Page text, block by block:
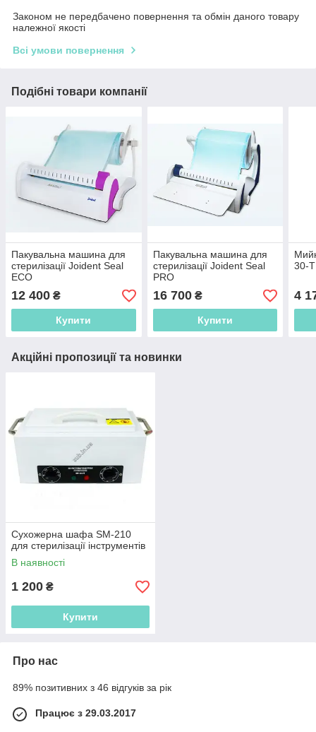
Законом не передбачено повернення та обмін даного товару
належної якості
Всі умови повернення
Подібні товари компанії
Пакувальна машина для
стерилізації Joident Seal
ECO
12 400 ₴
Купити
Пакувальна машина для
стерилізації Joident Seal
PRO
16 700₴
Купити
30-
4
Акційні пропозиції та новинки
Сухожерна шафа SM-210
для стерилізації інструментів
В наявності
1 200 ₴
Купити
Про нас
89% позитивних з 46 відгуків за рік
Працює з 29.03.2017